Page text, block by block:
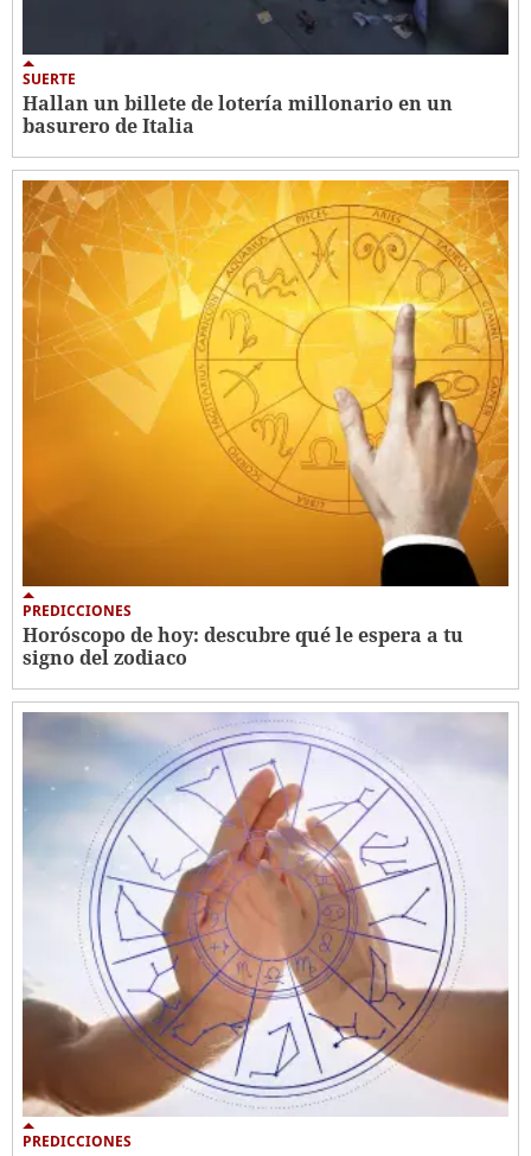
SUERTE
Hallan un billete de lotería millonario en un
basurero de Italia
PREDICCIONES
Horóscopo de hoy: descubre qué le espera a tu
signo del zodiaco
PREDICCIONES